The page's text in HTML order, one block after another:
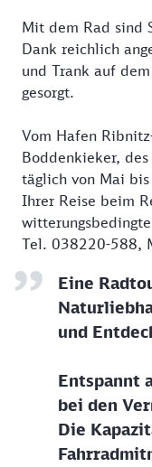
Mit dem Rad sind
Dank reichlich
und Trank auf
gesorgt.
Vom Hafen
Boddenkieker,
täglich von Mai
Ihrer Reise beim
Tel. 038220-588,
Eine
und
Entspannt
bei den
Die